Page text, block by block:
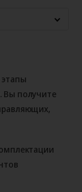
Вы получите